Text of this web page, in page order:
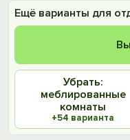
Ещё варианты для
Убрать:
меблированные
комнаты
+54 варианта